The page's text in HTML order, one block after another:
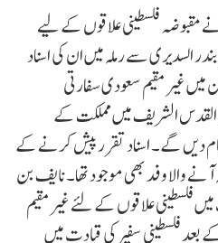
مقبوضہ فلسطینی علاقوں کے لیے
سے رملہ میں ان کی اسناد
غیر مقیم سعودی سفارتی
الشریف میں مملکت کے
دیں گے۔ اسناد تقرر پیش کرنے کے
والا وفد بھی موجود تھا۔نایف بن
فلسطینی علاقوں کے لئے غیر مقیم
بعد فلسطینی سفیر کی قیادت میں